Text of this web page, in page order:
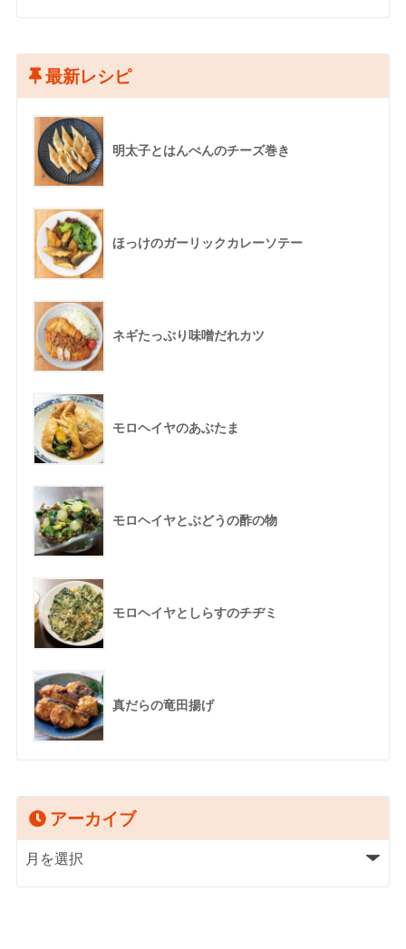
最新レシピ
明太子とはんぺんのチーズ巻き
ほっけのガーリックカレーソテー
ネギたっぷり味噌だれカツ
モロヘイヤのあぶたま
モロヘイヤとぶどうの酢の物
モロヘイヤとしらすのチヂミ
真だらの竜田揚げ
アーカイブ